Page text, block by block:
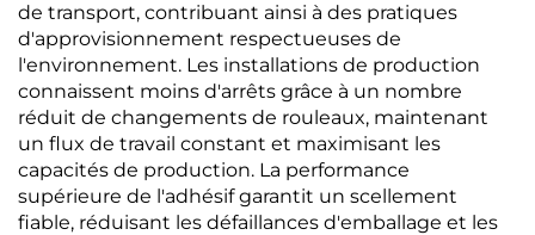
de transport, contribuant ainsi à des pratiques
d'approvisionnement respectueuses de
l'environnement. Les installations de production
connaissent moins d'arrêts grâce à un nombre
réduit de changements de rouleaux, maintenant
un flux de travail constant et maximisant les
capacités de production. La performance
supérieure de l'adhésif garantit un scellement
fiable, réduisant les défaillances d'emballage et les